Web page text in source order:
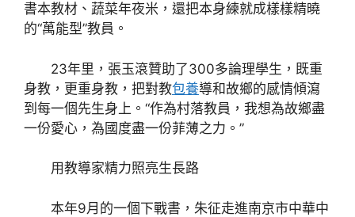
書本教材、蔬菜年夜米，還把本身練就成樣樣精曉
的“萬能型”教員。
23年里，張玉滾贊助了300多論理學生，既重
身教，更重身教，把對教包養導和故鄉的感情傾瀉
到每一個先生身上。“作為村落教員，我想為故鄉盡
一份愛心，為國度盡一份菲薄之力。”
用教導家精力照亮生長路
本年9月的一個下戰書，朱征走進南京市中華中